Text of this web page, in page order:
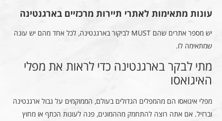
עונות מתאימות לאתרי תיירות מרכזיים בארגנטינה
יש מספר אתרים שהם MUST לביקור בארגנטינה, לכל אחד מהם יש עונה
שמתאימה לו.
מתי לבקר בארגנטינה כדי לראות את מפלי
האיגואסו
מפלי איגואסו הם מהמפלים הגדולים בעולם, הממוקמים על גבול ארגנטינה
וברזיל. אם אתה רוצה להתחמק מההמונים, פנה לעונות הכתף או מחוץ